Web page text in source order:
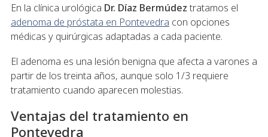
En la clínica urológica Dr. Díaz Bermúdeztratamos el
adenoma de próstata en Pontevedra con opciones
médicas y quirúrgicas adaptadas a cada paciente.
El adenoma es una lesión benigna que afecta a varones a
partir de los treinta años, aunque solo 1/3 requiere
tratamiento cuando aparecen molestias.
Ventajas del tratamiento en
Pontevedra